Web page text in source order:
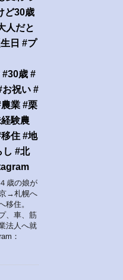
ど30歳
人だと
日 #プ
歳 #
お祝い #
業 #栗
験農
住 #地
し #北
歳の娘が
→札幌へ
住。
、車、筋
法人へ就
：